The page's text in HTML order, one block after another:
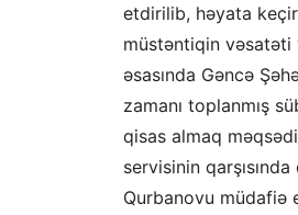
etdirilib, həyata
müstəntiqin vəsatəti
əsasında Gəncə
zamanı toplanmış
qisas almaq
servisinin
Qurbanovu müdafiə